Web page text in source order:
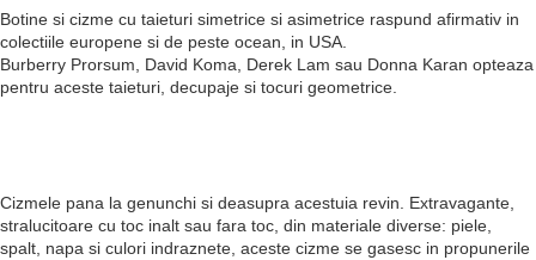
Botine si cizme cu taieturi simetrice si asimetrice raspund afirmativ in
colectiile europene si de peste ocean, in USA.
Burberry Prorsum, David Koma, Derek Lam sau Donna Karan opteaza
pentru aceste taieturi, decupaje si tocuri geometrice.
Cizmele pana la genunchi si deasupra acestuia revin. Extravagante,
stralucitoare cu toc inalt sau fara toc, din materiale diverse: piele,
spalt, napa si culori indraznete, aceste cizme se gasesc in propunerile